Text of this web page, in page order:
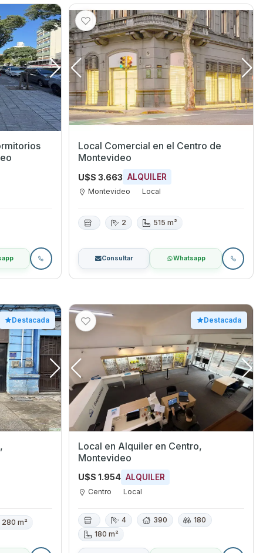
Local Comercial en el Centro de
Montevideo
U$S 3.663 ALQUILER
Montevideo Local
2 515 m²
Consultar Whatsapp
Destacada
280 m²
Destacada
Local en Alquiler en Centro,
Montevideo
U$S 1.954 ALQUILER
Centro Local
4 390
180
180 m²